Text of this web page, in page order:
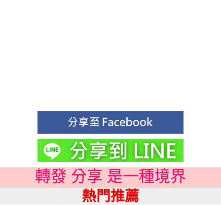
轉發 分享 是一種境界
熱門推薦